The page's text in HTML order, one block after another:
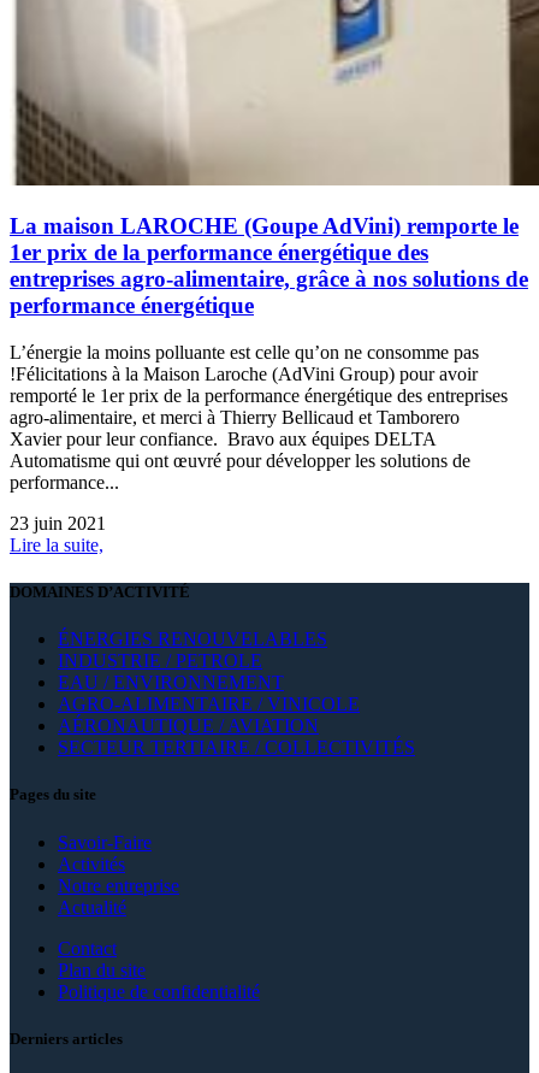
La maison LAROCHE (Goupe AdVini) remporte le
1er prix de la performance énergétique des
entreprises agro-alimentaire, grâce à nos solutions de
performance énergétique
L’énergie la moins polluante est celle qu’on ne consomme pas
!Félicitations à la Maison Laroche (AdVini Group) pour avoir
remporté le 1er prix de la performance énergétique des entreprises
agro-alimentaire, et merci à Thierry Bellicaud et Tamborero
Xavier pour leur confiance. Bravo aux équipes DELTA
Automatisme qui ont œuvré pour développer les solutions de
performance...
23 juin 2021
Lire la suite,
DOMAINES D’ACTIVITÉ
ÉNERGIES RENOUVELABLES
INDUSTRIE / PETROLE
EAU / ENVIRONNEMENT
AGRO-ALIMENTAIRE / VINICOLE
AÉRONAUTIQUE / AVIATION
SECTEUR TERTIAIRE / COLLECTIVITÉS
Pages du site
Savoir-Faire
Activités
Notre entreprise
Actualité
Contact
Plan du site
Politique de confidentialité
Derniers articles